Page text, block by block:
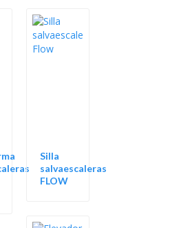
Silla
salvaescaleras
FLOW